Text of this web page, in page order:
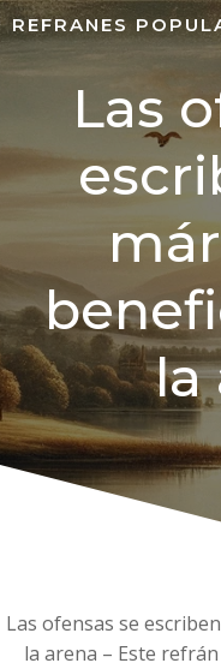
REFRANES
Las
la
Las ofensas se
la arena – Este